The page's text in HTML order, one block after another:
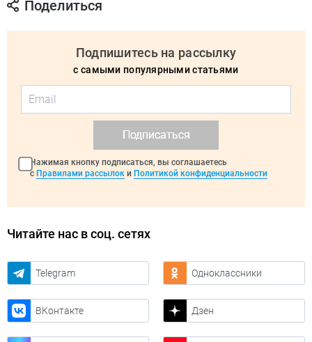
Поделиться
Подпишитесь на рассылку
с самыми популярными статьями
Подписаться
Нажимая кнопку подписаться, вы соглашаетесь
с Правилами рассылок и Политикой конфиденциальности
Читайте нас в соц. сетях
Telegram Одноклассники
ВКонтакте Дзен